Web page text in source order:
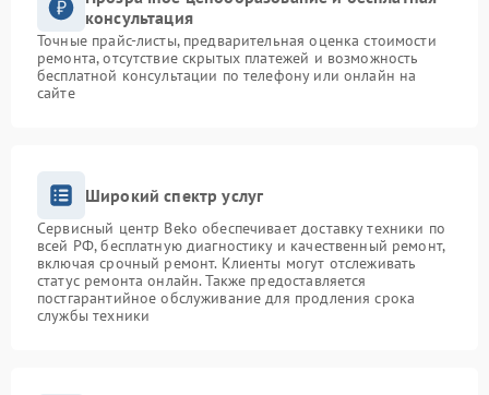
консультация
Точные прайс-листы, предварительная оценка стоимости
ремонта, отсутствие скрытых платежей и возможность
бесплатной консультации по телефону или онлайн на
сайте
Широкий спектр услуг
Сервисный центр Beko обеспечивает доставку техники по
всей РФ, бесплатную диагностику и качественный ремонт,
включая срочный ремонт. Клиенты могут отслеживать
статус ремонта онлайн. Также предоставляется
постгарантийное обслуживание для продления срока
службы техники